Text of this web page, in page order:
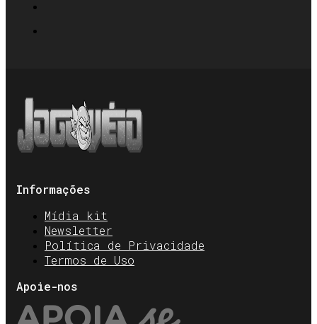
Informações
Mídia kit
Newsletter
Política de Privacidade
Termos de Uso
Apoie-nos